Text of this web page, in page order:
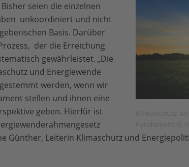
seien die einzelnen
unkoordiniert und nicht
Basis. Darüber
der die Erreichung
gewährleistet. „Die
und Energiewende
werden, wenn wir
stellen und ihnen eine
geben. Hierfür ist
Günther, Leiterin Klimaschutz und